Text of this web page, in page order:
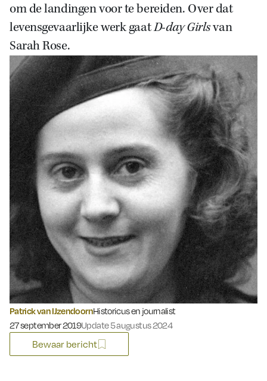
Zoek
om de landingen voor te bereiden. Over dat
levensgevaarlijke werk gaatD-day Girlsvan
Sarah Rose.
Patrick van IJzendoornHistoricus en journalist
Gepubliceerd op:
27 september 2019Update 5 augustus 2024
Bewaar bericht